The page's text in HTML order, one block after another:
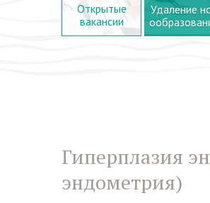
Открытые
вакансии
Удаление
Гиперплазия
эндометрия)